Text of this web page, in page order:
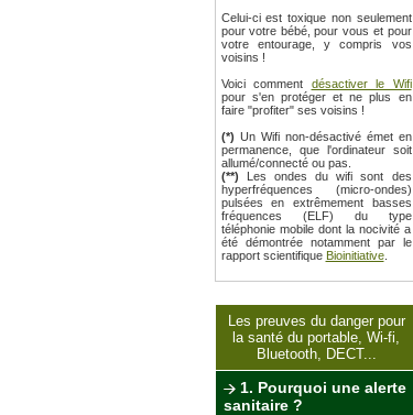
Celui-ci est toxique non seulement
pour votre bébé, pour vous et pour
votre entourage, y compris vos
voisins !
Voici comment désactiver le Wifi
pour s'en protéger et ne plus en
faire "profiter" ses voisins !
(*) Un Wifi non-désactivé émet en
permanence, que l'ordinateur soit
allumé/connecté ou pas.
(**) Les ondes du wifi sont des
hyperfréquences (micro-ondes)
pulsées en extrêmement basses
fréquences (ELF) du type
téléphonie mobile dont la nocivité a
été démontrée notamment par le
rapport scientifique Bioinitiative.
Les preuves du danger pour
la santé du portable, Wi-fi,
Bluetooth, DECT...
1. Pourquoi une alerte
sanitaire ?